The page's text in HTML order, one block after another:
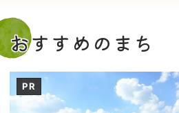
おすすめのまち
PR